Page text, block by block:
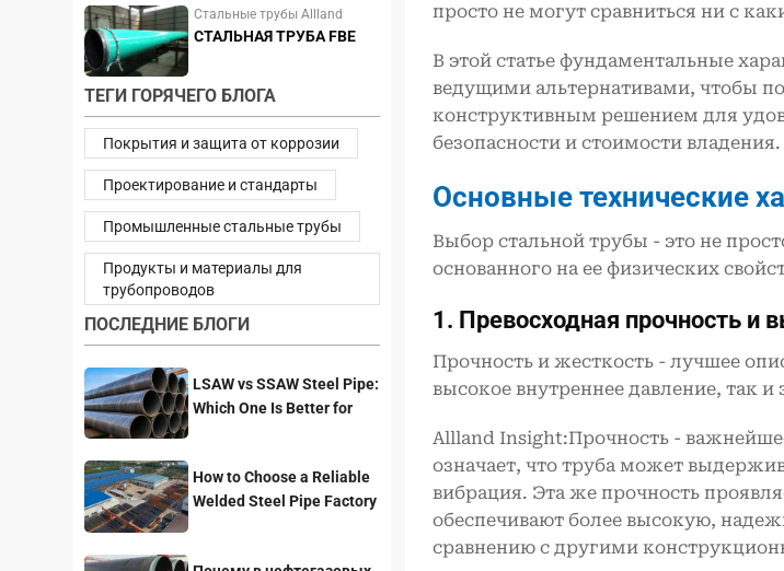
Стальные трубы Allland
СТАЛЬНАЯ ТРУБА FBE
ТЕГИ ГОРЯЧЕГО БЛОГА
Покрытия и защита от коррозии
Проектирование и стандарты
Промышленные стальные трубы
Продукты и материалы для
трубопроводов
ПОСЛЕДНИЕ БЛОГИ
LSAW vs SSAW Steel Pipe:
Which One Is Better for
How to Choose a Reliable
Welded Steel Pipe Factory
просто не могут сравниться ни с
В этой статье фундаментальные
ведущими альтернативами, чтобы
конструктивным решением для
безопасности и стоимости владения.
Основные технические
Выбор стальной трубы - это не
основанного на ее физических
1. Превосходная прочность и
Прочность и жесткость - лучшее
высокое внутреннее давление, так
Allland Insight:Прочность -
означает, что труба может
вибрация. Эта же прочность
обеспечивают более высокую,
сравнению с другими